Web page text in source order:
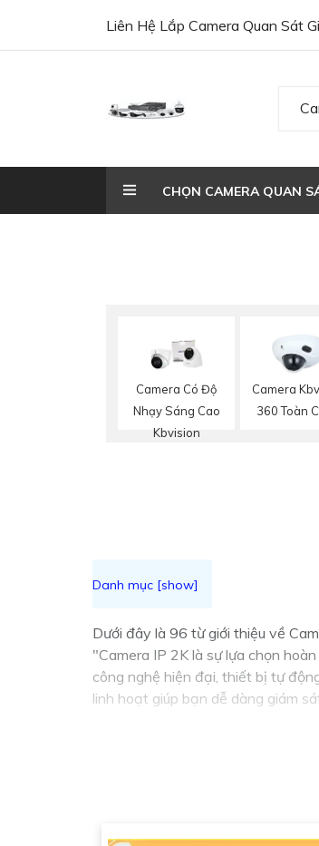
Liên Hệ Lắp Camera Quan Sát
CHỌN CAMERA QUAN
Camera Có Độ
Nhạy Sáng Cao
Kbvision
Camera
360 Toàn
Dưới đây là 96 từ giới thiệu về
"Camera IP 2K là sự lựa chọn
công nghệ hiện đại, thiết bị tự
linh hoạt giúp bạn dễ dàng giám